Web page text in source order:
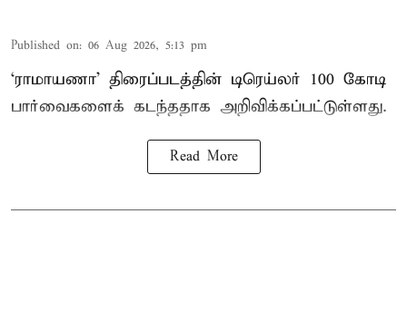
Published on: 06 Aug 2026, 5:13 pm
‘ராமாயணா’ திரைப்படத்தின் டிரெய்லர் 100 கோடி
பார்வைகளைக் கடந்ததாக அறிவிக்கப்பட்டுள்ளது.
Read More